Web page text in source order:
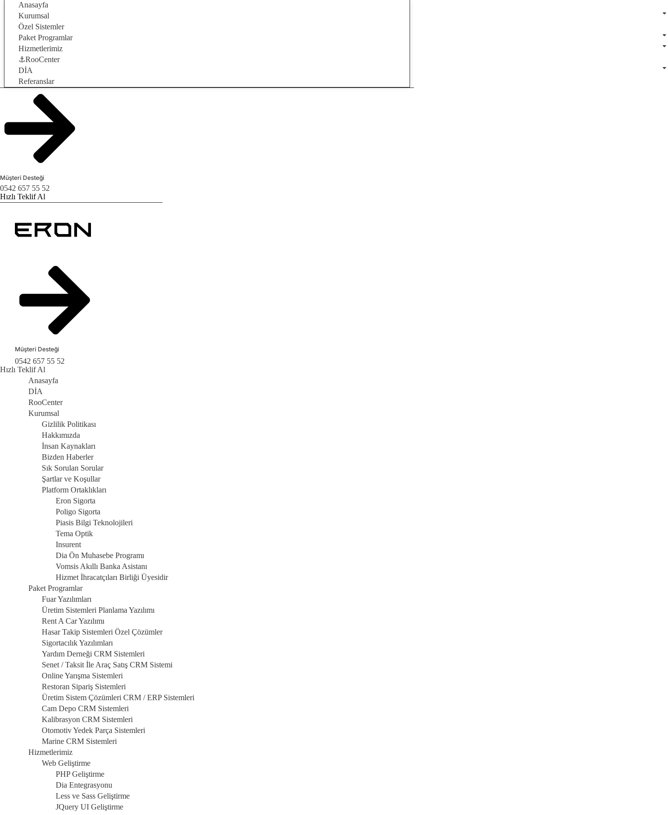
Anasayfa
Kurumsal
Özel Sistemler
Paket Programlar
Hizmetlerimiz
⚓RooCenter
DİA
Referanslar
Müşteri Desteği
0542 657 55 52
Hızlı Teklif Al
Müşteri Desteği
0542 657 55 52
Hızlı Teklif Al
Anasayfa
DİA
RooCenter
Kurumsal
Gizlilik Politikası
Hakkımızda
İnsan Kaynakları
Bizden Haberler
Sık Sorulan Sorular
Şartlar ve Koşullar
Platform Ortaklıkları
Eron Sigorta
Poligo Sigorta
Piasis Bilgi Teknolojileri
Tema Optik
Insurent
Dia Ön Muhasebe Programı
Vomsis Akıllı Banka Asistanı
Hizmet İhracatçıları Birliği Üyesidir
Paket Programlar
Fuar Yazılımları
Üretim Sistemleri Planlama Yazılımı
Rent A Car Yazılımı
Hasar Takip Sistemleri Özel Çözümler
Sigortacılık Yazılımları
Yardım Derneği CRM Sistemleri
Senet / Taksit İle Araç Satış CRM Sistemi
Online Yarışma Sistemleri
Restoran Sipariş Sistemleri
Üretim Sistem Çözümleri CRM / ERP Sistemleri
Cam Depo CRM Sistemleri
Kalibrasyon CRM Sistemleri
Otomotiv Yedek Parça Sistemleri
Marine CRM Sistemleri
Hizmetlerimiz
Web Geliştirme
PHP Geliştirme
Dia Entegrasyonu
Less ve Sass Geliştirme
JQuery UI Geliştirme